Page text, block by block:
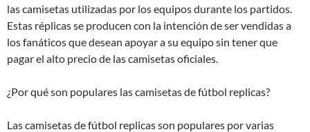
las camisetas utilizadas por los equipos durante los partidos.
Estas réplicas se producen con la intención de ser vendidas a
los fanáticos que desean apoyar a su equipo sin tener que
pagar el alto precio de las camisetas oficiales.
¿Por qué son populares las camisetas de fútbol replicas?
Las camisetas de fútbol replicas son populares por varias